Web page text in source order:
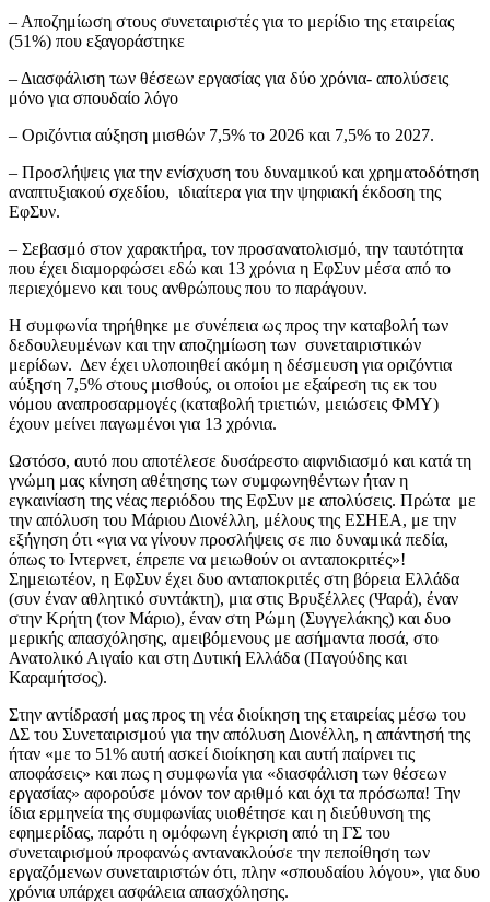
– Αποζημίωση στους συνεταιριστές για το μερίδιο της εταιρείας
(51%) που εξαγοράστηκε
– Διασφάλιση των θέσεων εργασίας για δύο χρόνια- απολύσεις
μόνο για σπουδαίο λόγο
– Οριζόντια αύξηση μισθών 7,5% το 2026 και 7,5% το 2027.
– Προσλήψεις για την ενίσχυση του δυναμικού και χρηματοδότηση
αναπτυξιακού σχεδίου, ιδιαίτερα για την ψηφιακή έκδοση της
ΕφΣυν.
– Σεβασμό στον χαρακτήρα, τον προσανατολισμό, την ταυτότητα
που έχει διαμορφώσει εδώ και 13 χρόνια η ΕφΣυν μέσα από το
περιεχόμενο και τους ανθρώπους που το παράγουν.
Η συμφωνία τηρήθηκε με συνέπεια ως προς την καταβολή των
δεδουλευμένων και την αποζημίωση των συνεταιριστικών
μερίδων. Δεν έχει υλοποιηθεί ακόμη η δέσμευση για οριζόντια
αύξηση 7,5% στους μισθούς, οι οποίοι με εξαίρεση τις εκ του
νόμου αναπροσαρμογές (καταβολή τριετιών, μειώσεις ΦΜΥ)
έχουν μείνει παγωμένοι για 13 χρόνια.
Ωστόσο, αυτό που αποτέλεσε δυσάρεστο αιφνιδιασμό και κατά τη
γνώμη μας κίνηση αθέτησης των συμφωνηθέντων ήταν η
εγκαινίαση της νέας περιόδου της ΕφΣυν με απολύσεις. Πρώτα με
την απόλυση του Μάριου Διονέλλη, μέλους της ΕΣΗΕΑ, με την
εξήγηση ότι «για να γίνουν προσλήψεις σε πιο δυναμικά πεδία,
όπως το Ιντερνετ, έπρεπε να μειωθούν οι ανταποκριτές»!
Σημειωτέον, η ΕφΣυν έχει δυο ανταποκριτές στη βόρεια Ελλάδα
(συν έναν αθλητικό συντάκτη), μια στις Βρυξέλλες (Ψαρά), έναν
στην Κρήτη (τον Μάριο), έναν στη Ρώμη (Συγγελάκης) και δυο
μερικής απασχόλησης, αμειβόμενους με ασήμαντα ποσά, στο
Ανατολικό Αιγαίο και στη Δυτική Ελλάδα (Παγούδης και
Καραμήτσος).
Στην αντίδρασή μας προς τη νέα διοίκηση της εταιρείας μέσω του
ΔΣ του Συνεταιρισμού για την απόλυση Διονέλλη, η απάντησή της
ήταν «με το 51% αυτή ασκεί διοίκηση και αυτή παίρνει τις
αποφάσεις» και πως η συμφωνία για «διασφάλιση των θέσεων
εργασίας» αφορούσε μόνον τον αριθμό και όχι τα πρόσωπα! Την
ίδια ερμηνεία της συμφωνίας υιοθέτησε και η διεύθυνση της
εφημερίδας, παρότι η ομόφωνη έγκριση από τη ΓΣ του
συνεταιρισμού προφανώς αντανακλούσε την πεποίθηση των
εργαζόμενων συνεταιριστών ότι, πλην «σπουδαίου λόγου», για δυο
χρόνια υπάρχει ασφάλεια απασχόλησης.